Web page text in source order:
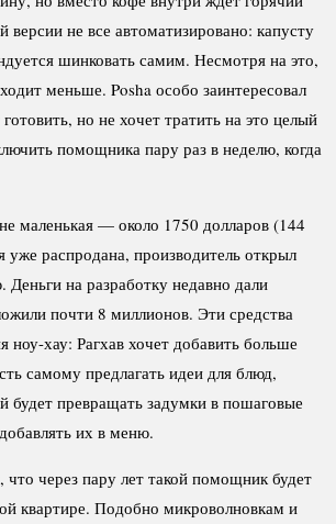
не все автоматизировано: капусту
шинковать самим. Несмотря на это,
меньше. Posha особо заинтересовал
но не хочет тратить на это целый
помощника пару раз в неделю, когда
маленькая — около 1750 долларов (144
распродана, производитель открыл
Деньги на разработку недавно дали
почти 8 миллионов. Эти средства
ноу-хау: Рагхав хочет добавить больше
самому предлагать идеи для блюд,
будет превращать задумки в пошаговые
их в меню.
что через пару лет такой помощник будет
квартире. Подобно микроволновкам и